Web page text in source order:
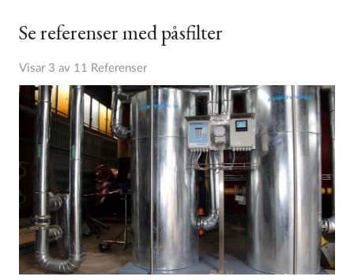
Se referenser med påsfilter
Visar 3 av 11 Referenser